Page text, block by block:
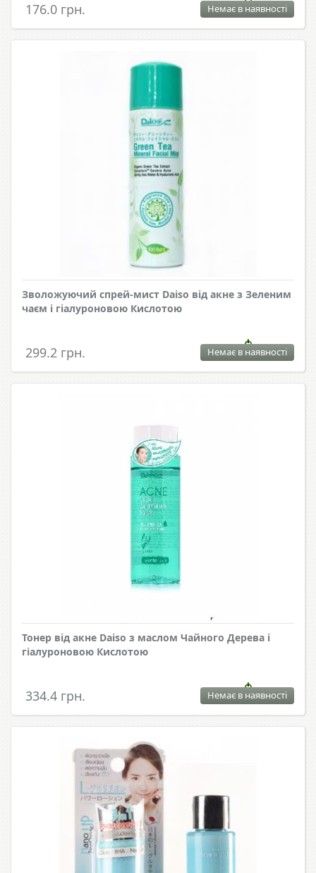
176.0 грн. Немає в наявності
Зволожуючий спрей-мист Daiso від акне з Зеленим
чаєм і гіалуроновою Кислотою
299.2 грн. Немає в наявності
Тонер від акне Daiso з маслом Чайного Дерева і
гіалуроновою Кислотою
334.4 грн. Немає в наявності